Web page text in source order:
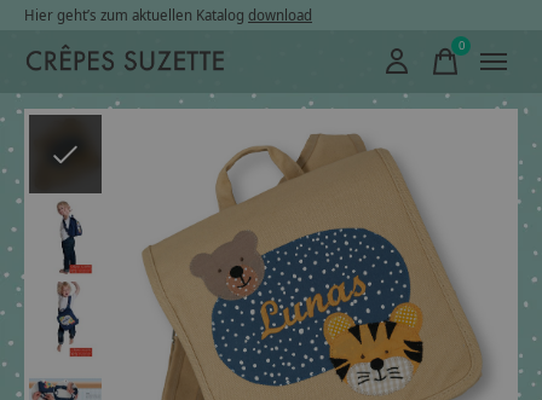
Hier geht’s zum aktuellen Katalog download
0items